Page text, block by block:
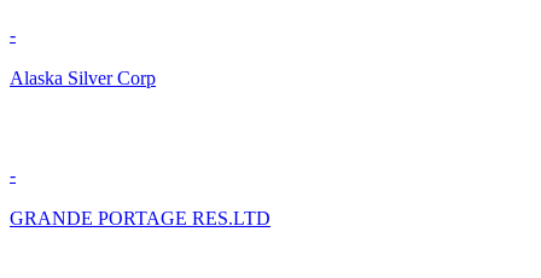
-
Alaska Silver Corp
-
GRANDE PORTAGE RES.LTD